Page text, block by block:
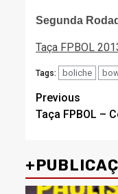
Segunda
Taça FPBOL
Tags: boliche
Post
Previous
Taça FPBOL –